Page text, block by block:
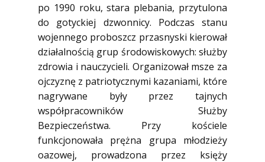
po 1990 roku, stara plebania, przytulona
do gotyckiej dzwonnicy. Podczas stanu
wojennego proboszcz przasnyski kierował
działalnością grup środowiskowych: służby
zdrowia i nauczycieli. Organizował msze za
ojczyznę z patriotycznymi kazaniami, które
nagrywane były przez tajnych
współpracowników Służby
Bezpieczeństwa. Przy kościele
funkcjonowała prężna grupa młodzieży
oazowej, prowadzona przez księży